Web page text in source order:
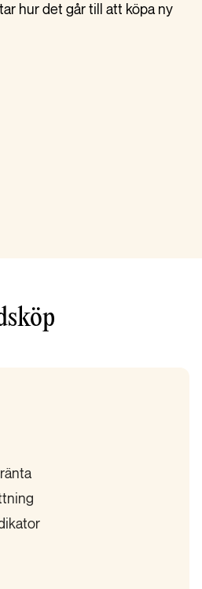
hur det går till att köpa ny